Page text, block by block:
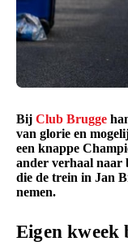
Bij Club Brugge
van glorie en
een knappe
ander verhaal naar
die de trein in Jan
nemen.
Eigen kweek